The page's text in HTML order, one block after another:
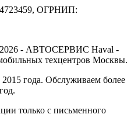
ОГРНИП:
2026 - АВТОСЕРВИС Haval -
техцентров Москвы.
года. Обслуживаем более
только с письменного